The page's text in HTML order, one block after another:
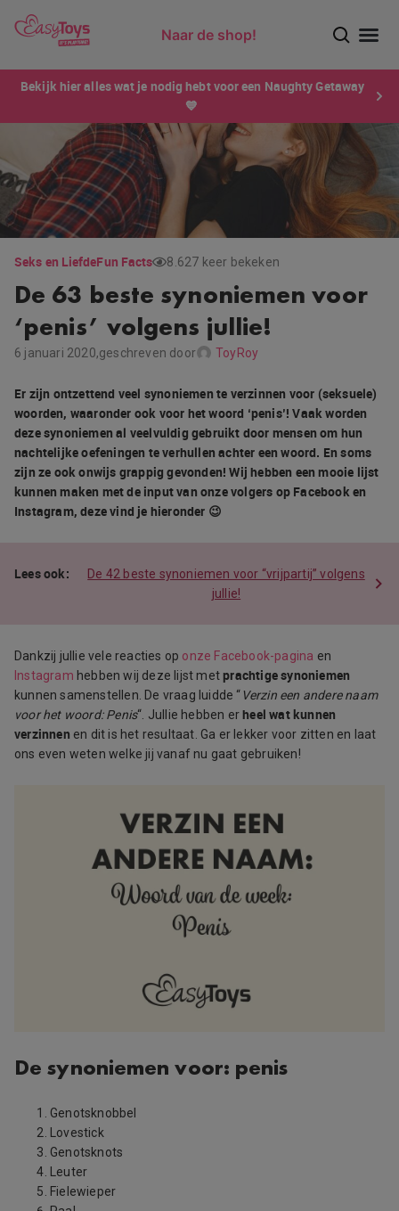
Naar de shop!
Bekijk hier alles wat je nodig hebt voor een Naughty Getaway
💙
Seks en LiefdeFun Facts 8.627 keer bekeken
De 63 beste synoniemen voor
‘penis’ volgens jullie!
6 januari 2020,geschreven door ToyRoy
Er zijn ontzettend veel synoniemen te verzinnen voor (seksuele)
woorden, waaronder ook voor het woord ‘penis’! Vaak worden
deze synoniemen al veelvuldig gebruikt door mensen om hun
nachtelijke oefeningen te verhullen achter een woord. En soms
zijn ze ook onwijs grappig gevonden! Wij hebben een mooie lijst
kunnen maken met de input van onze volgers op Facebook en
Instagram, deze vind je hieronder 😉
De 42 beste synoniemen voor “vrijpartij” volgens
jullie!
Dankzij jullie vele reacties op onze Facebook-pagina en
Instagram hebben wij deze lijst metprachtige synoniemen
kunnen samenstellen. De vraag luidde “Verzin een andere naam
voor het woord: Penis“. Jullie hebben erheel wat kunnen
verzinnen en dit is het resultaat. Ga er lekker voor zitten en laat
ons even weten welke jij vanaf nu gaat gebruiken!
De synoniemen voor: penis
Genotsknobbel
Lovestick
Genotsknots
Leuter
Fielewieper